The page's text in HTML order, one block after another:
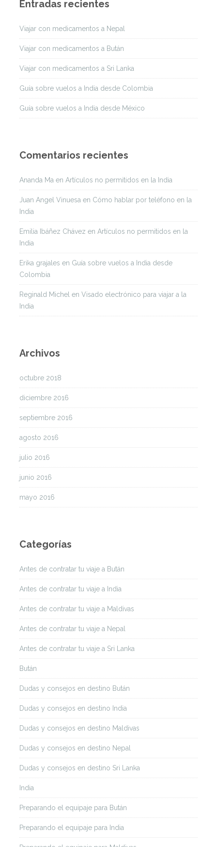
Entradas recientes
Viajar con medicamentos a Nepal
Viajar con medicamentos a Bután
Viajar con medicamentos a Sri Lanka
Guía sobre vuelos a India desde Colombia
Guía sobre vuelos a India desde México
Comentarios recientes
Ananda Ma en Artículos no permitidos en la India
Juan Angel Vinuesa en Cómo hablar por teléfono en la
India
Emilia Ibáñez Chávez en Artículos no permitidos en la
India
Erika grajales en Guía sobre vuelos a India desde
Colombia
Reginald Michel en Visado electrónico para viajar a la
India
Archivos
octubre 2018
diciembre 2016
septiembre 2016
agosto 2016
julio 2016
junio 2016
mayo 2016
Categorías
Antes de contratar tu viaje a Bután
Antes de contratar tu viaje a India
Antes de contratar tu viaje a Maldivas
Antes de contratar tu viaje a Nepal
Antes de contratar tu viaje a Sri Lanka
Bután
Dudas y consejos en destino Bután
Dudas y consejos en destino India
Dudas y consejos en destino Maldivas
Dudas y consejos en destino Nepal
Dudas y consejos en destino Sri Lanka
India
Preparando el equipaje para Bután
Preparando el equipaje para India